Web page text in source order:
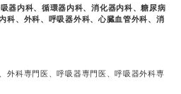
器内科、循環器内科、消化器内科、糖尿病
科、外科、呼吸器外科、心臓血管外科、消
外科専門医、呼吸器専門医、呼吸器外科専